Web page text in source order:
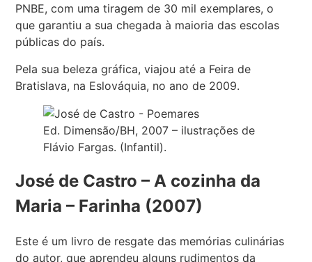
PNBE, com uma tiragem de 30 mil exemplares, o
que garantiu a sua chegada à maioria das escolas
públicas do país.
Pela sua beleza gráfica, viajou até a Feira de
Bratislava, na Eslováquia, no ano de 2009.
Ed. Dimensão/BH, 2007 – ilustrações de
Flávio Fargas. (Infantil).
José de Castro – A cozinha da
Maria – Farinha (2007)
Este é um livro de resgate das memórias culinárias
do autor, que aprendeu alguns rudimentos da